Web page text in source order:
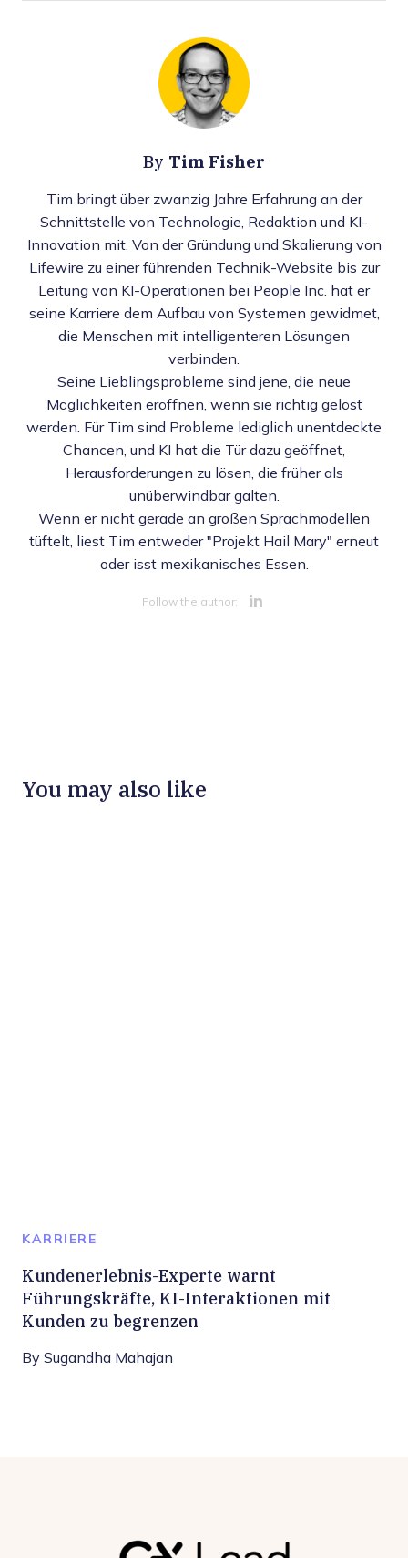
By Tim Fisher
Tim bringt über zwanzig Jahre Erfahrung an der
Schnittstelle von Technologie, Redaktion und KI-
Innovation mit. Von der Gründung und Skalierung von
Lifewire zu einer führenden Technik-Website bis zur
Leitung von KI-Operationen bei People Inc. hat er
seine Karriere dem Aufbau von Systemen gewidmet,
die Menschen mit intelligenteren Lösungen
verbinden.
Seine Lieblingsprobleme sind jene, die neue
Möglichkeiten eröffnen, wenn sie richtig gelöst
werden. Für Tim sind Probleme lediglich unentdeckte
Chancen, und KI hat die Tür dazu geöffnet,
Herausforderungen zu lösen, die früher als
unüberwindbar galten.
Wenn er nicht gerade an großen Sprachmodellen
tüftelt, liest Tim entweder "Projekt Hail Mary" erneut
oder isst mexikanisches Essen.
Follow the author:
You may also like
KARRIERE
Kundenerlebnis-Experte warnt
Führungskräfte, KI-Interaktionen mit
Kunden zu begrenzen
By Sugandha Mahajan